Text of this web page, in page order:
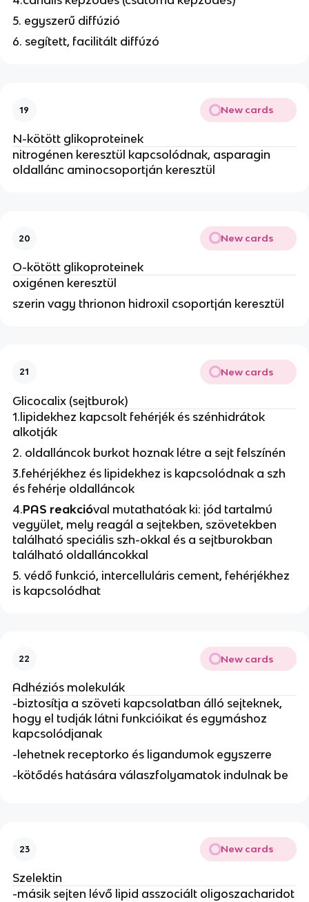
5. egyszerű diffúzió
6. segített, facilitált diffúzó
19 New cards
N-kötött glikoproteinek
nitrogénen keresztül kapcsolódnak, asparagin
oldallánc aminocsoportján keresztül
20 New cards
O-kötött glikoproteinek
oxigénen keresztül
szerin vagy thrionon hidroxil csoportján keresztül
21 New cards
Glicocalix (sejtburok)
1.lipidekhez kapcsolt fehérjék és szénhidrátok
alkotják
2. oldalláncok burkot hoznak létre a sejt felszínén
3.fehérjékhez és lipidekhez is kapcsolódnak a szh
és fehérje oldalláncok
4.PAS reakcióval mutathatóak ki: jód tartalmú
vegyület, mely reagál a sejtekben, szövetekben
található speciális szh-okkal és a sejtburokban
található oldalláncokkal
5. védő funkció, intercelluláris cement, fehérjékhez
is kapcsolódhat
22 New cards
Adhéziós molekulák
-biztosítja a szöveti kapcsolatban álló sejteknek,
hogy el tudják látni funkcióikat és egymáshoz
kapcsolódjanak
-lehetnek receptorko és ligandumok egyszerre
-kötődés hatására válaszfolyamatok indulnak be
23 New cards
Szelektin
-másik sejten lévő lipid asszociált oligoszacharidot